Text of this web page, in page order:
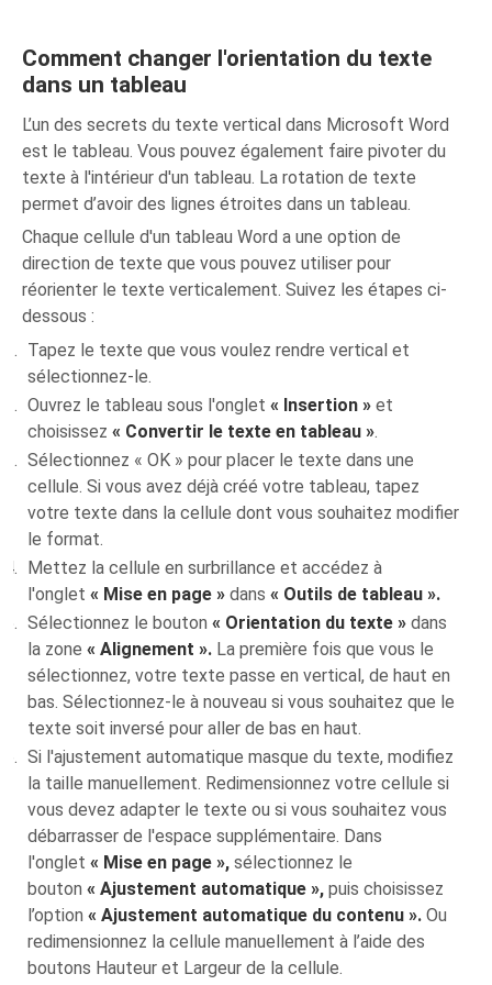
Comment changer l'orientation du texte
dans un tableau
L’un des secrets du texte vertical dans Microsoft Word
est le tableau. Vous pouvez également faire pivoter du
texte à l'intérieur d'un tableau. La rotation de texte
permet d’avoir des lignes étroites dans un tableau.
Chaque cellule d'un tableau Word a une option de
direction de texte que vous pouvez utiliser pour
réorienter le texte verticalement. Suivez les étapes ci-
dessous :
Tapez le texte que vous voulez rendre vertical et
sélectionnez-le.
Ouvrez le tableau sous l'onglet« Insertion » et
choisissez« Convertir le texte en tableau ».
Sélectionnez « OK » pour placer le texte dans une
cellule. Si vous avez déjà créé votre tableau, tapez
votre texte dans la cellule dont vous souhaitez modifier
le format.
Mettez la cellule en surbrillance et accédez à
l'onglet« Mise en page »dans« Outils de tableau ».
Sélectionnez le bouton« Orientation du texte » dans
la zone« Alignement ». La première fois que vous le
sélectionnez, votre texte passe en vertical, de haut en
bas. Sélectionnez-le à nouveau si vous souhaitez que le
texte soit inversé pour aller de bas en haut.
Si l'ajustement automatique masque du texte, modifiez
la taille manuellement. Redimensionnez votre cellule si
vous devez adapter le texte ou si vous souhaitez vous
débarrasser de l'espace supplémentaire. Dans
l'onglet« Mise en page », sélectionnez le
bouton« Ajustement automatique », puis choisissez
l’option« Ajustement automatique du contenu ». Ou
redimensionnez la cellule manuellement à l’aide des
boutons Hauteur et Largeur de la cellule.